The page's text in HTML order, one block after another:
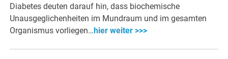
Diabetes deuten darauf hin, dass biochemische
Unausgeglichenheiten im Mundraum und im gesamten
Organismus vorliegen… hier weiter >>>